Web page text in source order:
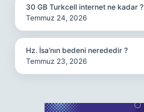
30 GB Turkcell internet ne kadar ?
Temmuz 24, 2026
Hz. İsa’nın bedeni nerededir ?
Temmuz 23, 2026